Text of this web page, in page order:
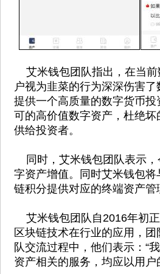
艾米钱包团队指出，在当前
户视为韭菜的行为深深伤害
提供一个高质量的数字货币
可的高价值数字资产，杜绝坏
供给投资者。
同时，艾米钱包团队表示，
字资产增值。同时艾米钱包
链积分提供对应的终端
艾米钱包团队自2016年初
区块链技术在行业的应用，
队交流过程中，他们表示：“
资产相关的服务，均应以用